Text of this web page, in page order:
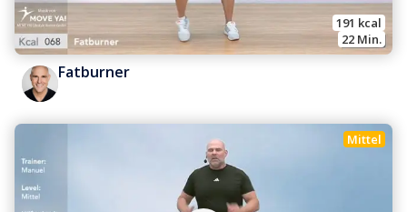
191 kcal
22 Min.
Fatburner
Mittel